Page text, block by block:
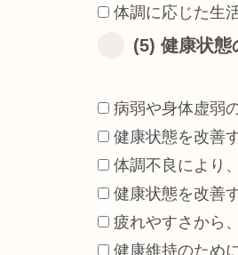
体調に応じた生
(5) 健康状態
病弱や身体虚弱
健康状態を改善
体調不良により
健康状態を改善
疲れやすさから
健康維持のため